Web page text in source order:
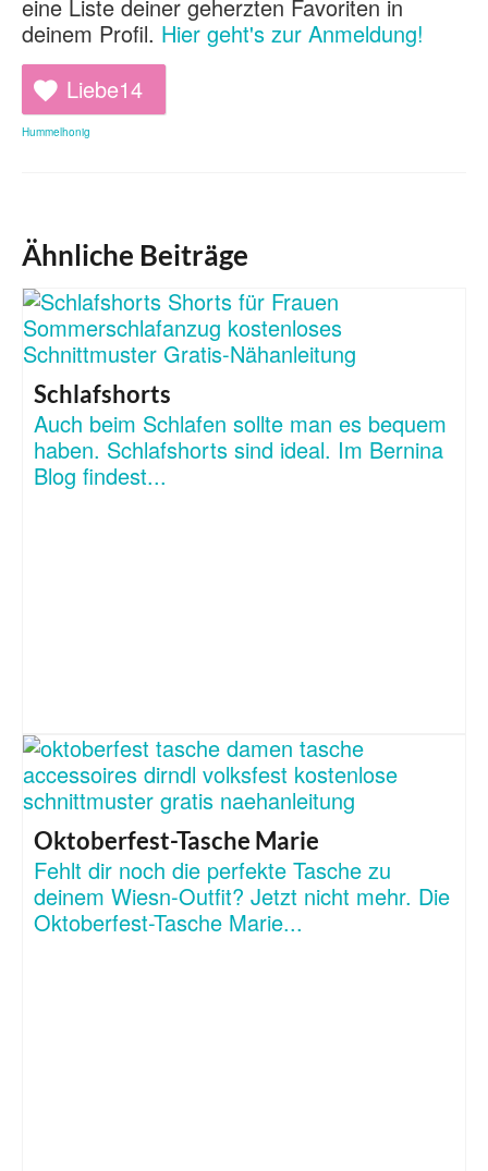
eine Liste deiner geherzten Favoriten in
deinem Profil. Hier geht's zur Anmeldung!
Liebe14
Hummelhonig
Ähnliche Beiträge
Schlafshorts
Auch beim Schlafen sollte man es bequem
haben. Schlafshorts sind ideal. Im Bernina
Blog findest...
Oktoberfest-Tasche Marie
Fehlt dir noch die perfekte Tasche zu
deinem Wiesn-Outfit? Jetzt nicht mehr. Die
Oktoberfest-Tasche Marie...